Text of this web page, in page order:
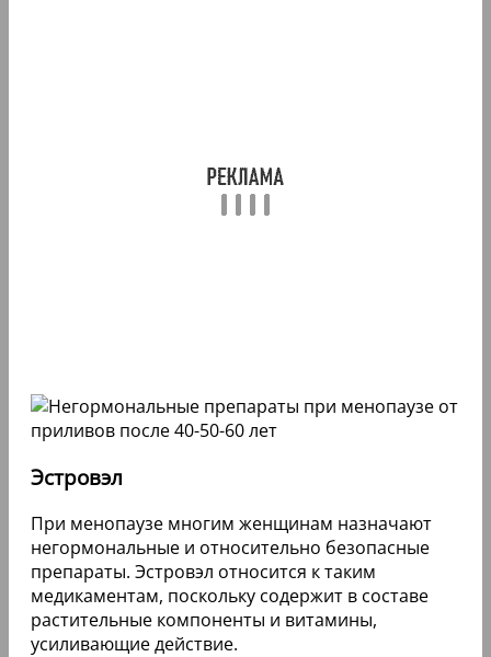
Эстровэл
При менопаузе многим женщинам назначают
негормональные и относительно безопасные
препараты. Эстровэл относится к таким
медикаментам, поскольку содержит в составе
растительные компоненты и витамины,
усиливающие действие.